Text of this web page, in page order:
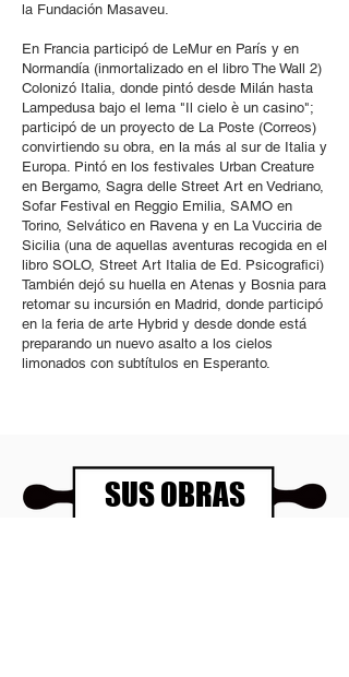
la Fundación Masaveu.
En Francia participó de LeMur en París y en
Normandía (inmortalizado en el libro The Wall 2)
Colonizó Italia, donde pintó desde Milán hasta
Lampedusa bajo el lema "Il cielo è un casino";
participó de un proyecto de La Poste (Correos)
convirtiendo su obra, en la más al sur de Italia y
Europa. Pintó en los festivales Urban Creature
en Bergamo, Sagra delle Street Art en Vedriano,
Sofar Festival en Reggio Emilia, SAMO en
Torino, Selvático en Ravena y en La Vucciria de
Sicilia (una de aquellas aventuras recogida en el
libro SOLO, Street Art Italia de Ed. Psicografici)
También dejó su huella en Atenas y Bosnia para
retomar su incursión en Madrid, donde participó
en la feria de arte Hybrid y desde donde está
preparando un nuevo asalto a los cielos
limonados con subtítulos en Esperanto.
SUS OBRAS